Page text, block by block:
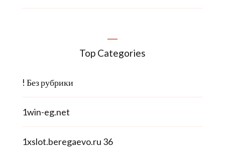
Top Categories
! Без рубрики
1win-eg.net
1xslot.beregaevo.ru 36